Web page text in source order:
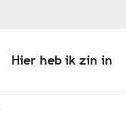
Hier heb ik zin in